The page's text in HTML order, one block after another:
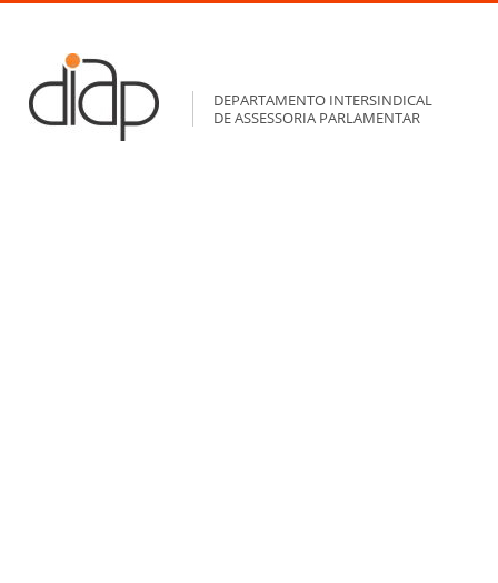
DEPARTAMENTO INTERSINDICAL
DE ASSESSORIA PARLAMENTAR